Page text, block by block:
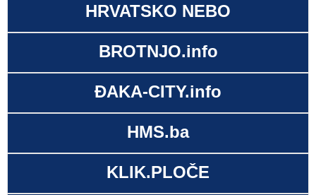
HRVATSKO NEBO
BROTNJO.info
ĐAKA-CITY.info
HMS.ba
KLIK.PLOČE